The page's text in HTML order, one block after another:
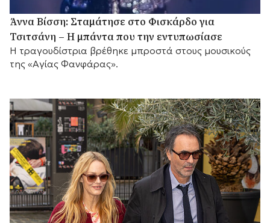
Άννα Βίσση: Σταμάτησε στο Φισκάρδο για
Τσιτσάνη – Η μπάντα που την εντυπωσίασε
Η τραγουδίστρια βρέθηκε μπροστά στους μουσικούς
της «Αγίας Φανφάρας».